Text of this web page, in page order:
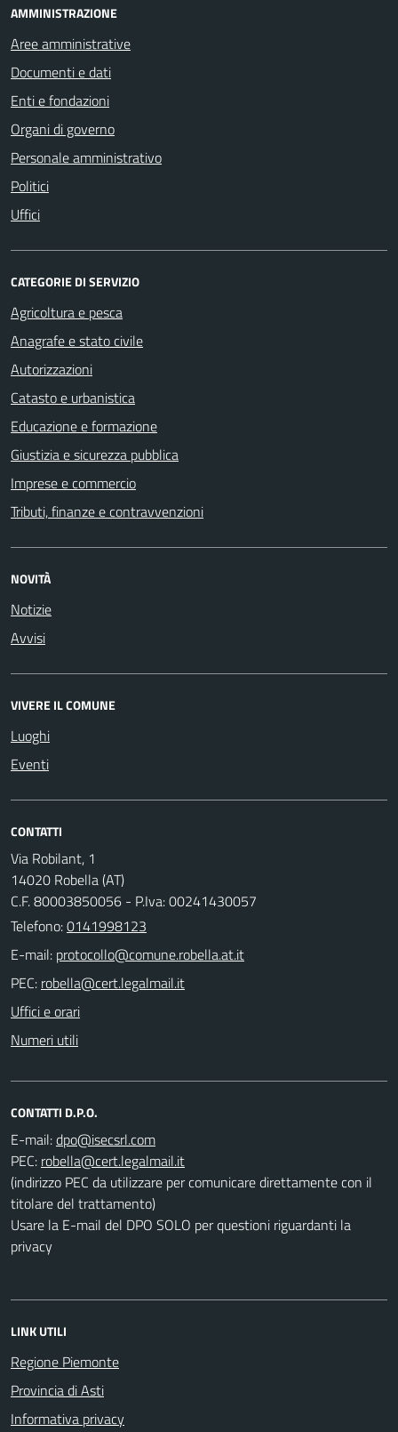
AMMINISTRAZIONE
Aree amministrative
Documenti e dati
Enti e fondazioni
Organi di governo
Personale amministrativo
Politici
Uffici
CATEGORIE DI SERVIZIO
Agricoltura e pesca
Anagrafe e stato civile
Autorizzazioni
Catasto e urbanistica
Educazione e formazione
Giustizia e sicurezza pubblica
Imprese e commercio
Tributi, finanze e contravvenzioni
NOVITÀ
Notizie
Avvisi
VIVERE IL COMUNE
Luoghi
Eventi
CONTATTI
Via Robilant, 1
14020 Robella (AT)
C.F. 80003850056 - P.Iva: 00241430057
Telefono:0141998123
E-mail:
PEC:
Uffici e orari
Numeri utili
CONTATTI D.P.O.
E-mail:
PEC:
(indirizzo PEC da utilizzare per comunicare direttamente con il
titolare del trattamento)
Usare la E-mail del DPO SOLO per questioni riguardanti la
privacy
LINK UTILI
Regione Piemonte
Provincia di Asti
Informativa privacy